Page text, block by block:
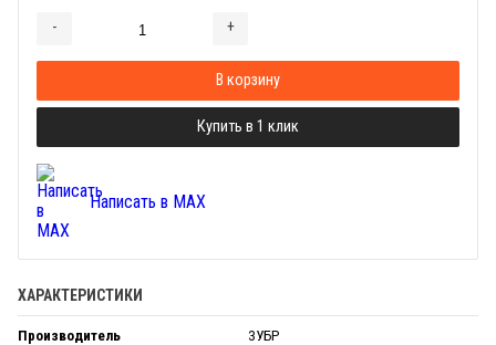
- +
В корзину
Купить в 1 клик
Написать в MAX
ХАРАКТЕРИСТИКИ
Производитель ЗУБР